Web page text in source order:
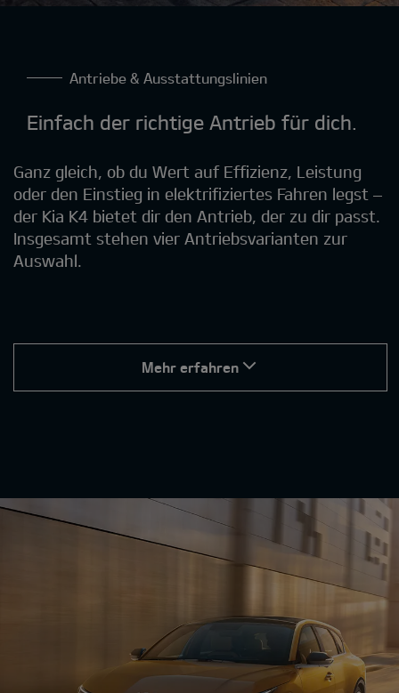
Antriebe & Ausstattungslinien
Einfach der richtige Antrieb für dich.
Ganz gleich, ob du Wert auf Effizienz, Leistung
oder den Einstieg in elektrifiziertes Fahren legst –
der Kia K4 bietet dir den Antrieb, der zu dir passt.
Insgesamt stehen vier Antriebsvarianten zur
Auswahl.
Mehr erfahren